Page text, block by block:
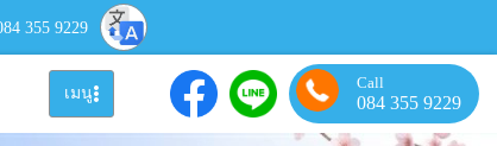
355 9229
เมนู
Call
084 355 9229